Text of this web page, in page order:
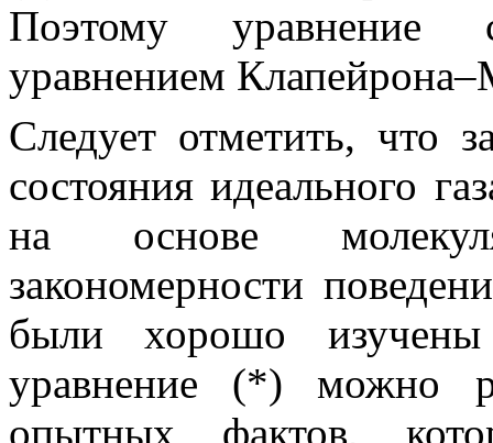
Поэтому уравнение
уравнением
Следует отметить, что
состояния идеального
на основе
закономерности
были хорошо изучены
уравнение (*) можно
опытных фактов,